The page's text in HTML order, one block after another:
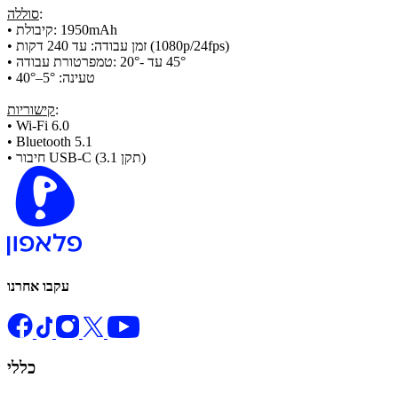
סוללה:
• קיבולת: ‎1950mAh
• זמן עבודה: עד 240 דקות (1080p/24fps)
• טמפרטורת עבודה: ‎20°‑ עד ‎45°
• טעינה: 5°–40°
קישוריות:
• Wi‑Fi 6.0
• Bluetooth 5.1
• חיבור USB‑C (תקן 3.1)
עקבו אחרנו
כללי